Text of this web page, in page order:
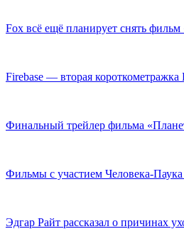
Fox всё ещё планирует снять фильм
Firebase — вторая
Финальный трейлер фильма
Фильмы с участием Человека-Паука
Эдгар Райт рассказал о причинах